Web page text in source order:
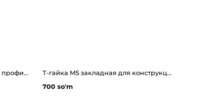
T гайка М3 для алюминиевого профиля 20x20
Т-гайка М5 закладная для конструкционного профиля 20х20
700 so'm